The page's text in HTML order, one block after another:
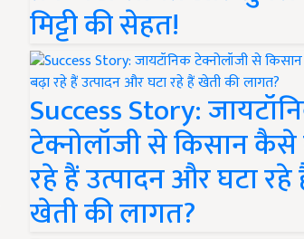
मिट्टी की सेहत!
Success Story:
टेक्नोलॉजी से किसान कैसे
रहे हैं उत्पादन और घटा रहे
खेती की लागत?